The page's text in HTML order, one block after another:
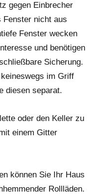
gegen Einbrecher
Fenster nicht aus
Fenster wecken
und benötigen
Sicherung.
im Griff
diesen separat.
oder den Keller zu
einem Gitter
können Sie Ihr Haus
Rollläden.